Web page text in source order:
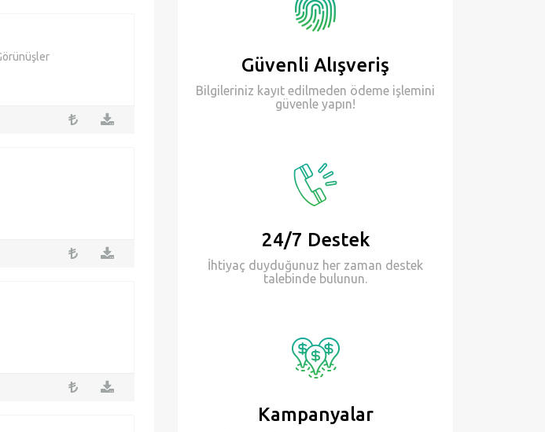
Güvenli Alışveriş
Bilgileriniz kayıt edilmeden ödeme işlemini
güvenle yapın!
24/7 Destek
İhtiyaç duyduğunuz her zaman destek
talebinde bulunun.
Kampanyalar